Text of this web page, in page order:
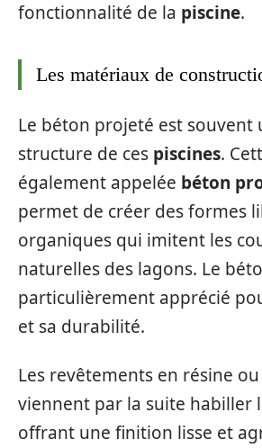
fonctionnalité de la piscine.
Les matériaux de
Le béton projeté est souvent
structure de ces piscines.
également appelée béton
permet de créer des formes
organiques qui imitent les
naturelles des lagons. Le
particulièrement apprécié
et sa durabilité.
Les revêtements en résine
viennent par la suite habiller
offrant une finition lisse et